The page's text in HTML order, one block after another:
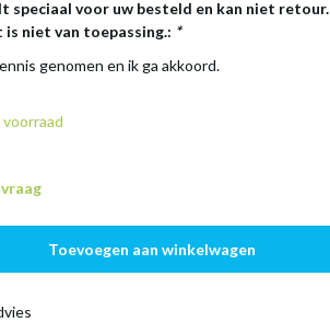
voor uw besteld en kan niet retour.
niet van toepassing.: *
genomen en ik ga akkoord.
Toevoegen aan winkelwagen